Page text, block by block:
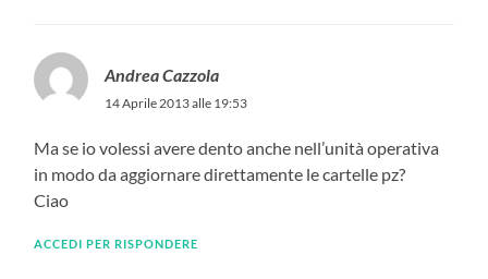
Andrea Cazzola
14 Aprile 2013 alle 19:53
Ma se io volessi avere dento anche nell’unità operativa
in modo da aggiornare direttamente le cartelle pz?
Ciao
ACCEDI PER RISPONDERE